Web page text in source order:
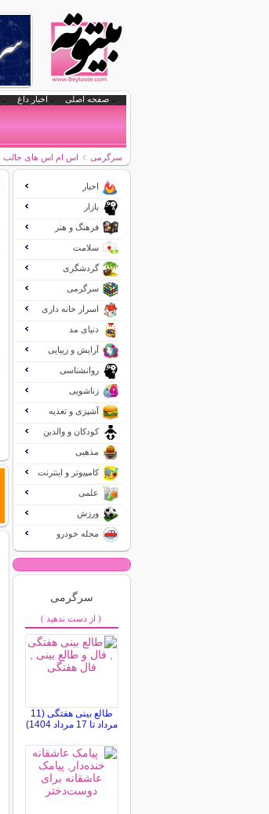
صفحه اصلی اخبار داغ
سرگرمی اس ام اس های جالب
اخبار
بازار
فرهنگ و هنر
سلامت
گردشگری
سرگرمی
اسرار خانه داری
دنیای مد
آرایش و زیبایی
روانشناسی
زناشویی
آشپزی و تغذیه
کودکان و والدین
مذهبی
کامپیوتر و اینترنت
علمی
ورزش
مجله خودرو
سرگرمی
( از دست ندهید )
طالع بینی هفتگی (11
مرداد تا 17 مرداد 1404)